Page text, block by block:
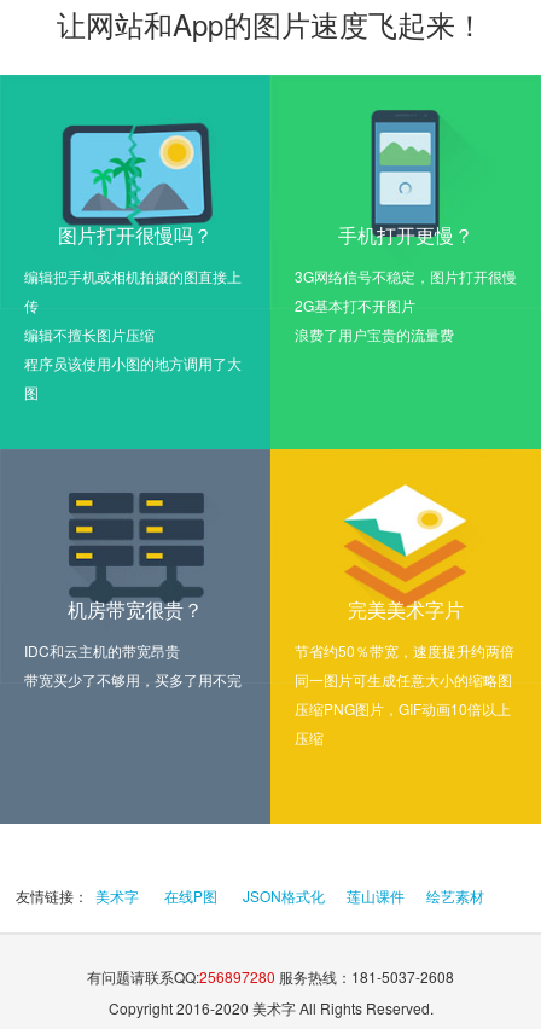
让网站和App的图片速度飞起来！
图片打开很慢吗？
编辑把手机或相机拍摄的图直接上
传
编辑不擅长图片压缩
程序员该使用小图的地方调用了大
图
手机打开更慢？
3G网络信号不稳定，图片打开很慢
2G基本打不开图片
浪费了用户宝贵的流量费
机房带宽很贵？
IDC和云主机的带宽昂贵
带宽买少了不够用，买多了用不完
完美美术字片
节省约50％带宽，速度提升约两倍
同一图片可生成任意大小的缩略图
压缩PNG图片，GIF动画10倍以上
压缩
友情链接：美术字 在线P图 JSON格式化 莲山课件 绘艺素材
有问题请联系QQ:256897280 服务热线：181-5037-2608
Copyright 2016-2020 美术字 All Rights Reserved.